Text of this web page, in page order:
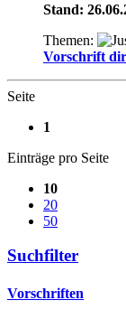
Stand:
Themen:
Vorschrift
Seite
1
Einträge pro Seite
10
20
50
Suchfilter
Vorschriften